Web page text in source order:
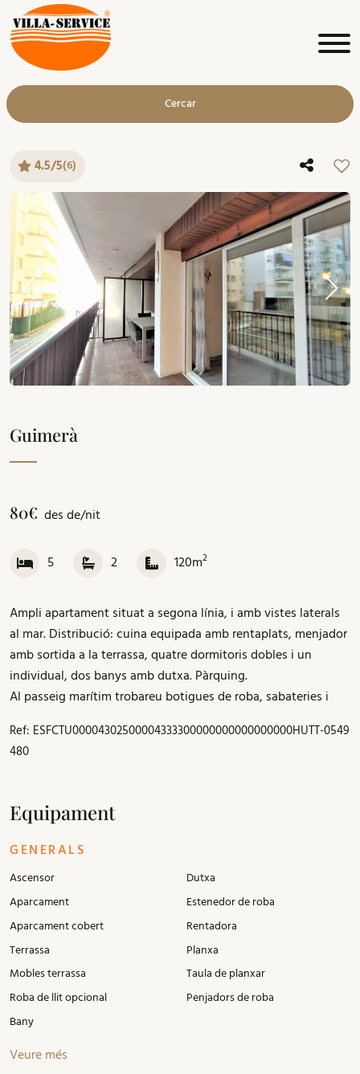
Cercar
4.5/5(6)
Guimerà
5 2 120m2
Ampli apartament situat a segona línia, i amb vistes laterals
al mar. Distribució: cuina equipada amb rentaplats, menjador
amb sortida a la terrassa, quatre dormitoris dobles i un
individual, dos banys amb dutxa. Pàrquing.
Al passeig marítim trobareu botigues de roba, sabateries i
Ref: ESFCTU00004302500004333300000000000000000HUTT-0549
480
Equipament
GENERALS
Ascensor
Aparcament
Aparcament cobert
Terrassa
Mobles terrassa
Roba de llit opcional
Bany
Dutxa
Estenedor de roba
Rentadora
Planxa
Taula de planxar
Penjadors de roba
Veure més
80€ des de/nit